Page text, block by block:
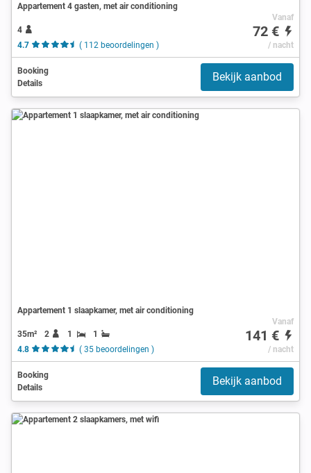
Appartement 4 gasten, met air conditioning
4
4.7
( 112 beoordelingen )
Vanaf
72 €
/ nacht
Booking
Details
Bekijk aanbod
Appartement 1 slaapkamer, met air conditioning
35m² 2 1
1
4.8
( 35 beoordelingen )
Vanaf
141 €
/ nacht
Booking
Details
Bekijk aanbod